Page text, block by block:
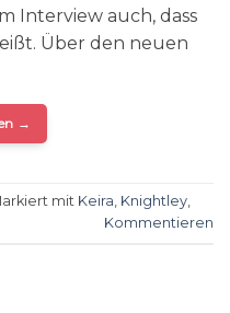
Interview auch, dass
Über den neuen
→
mit Keira Knightley
Kommentieren